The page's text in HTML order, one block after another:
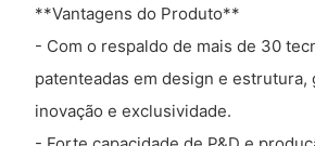
**Vantagens do Produto**
- Com o respaldo de mais de 30
patenteadas em design e estrutura,
inovação e exclusividade.